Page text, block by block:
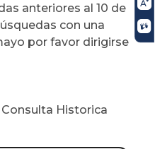
anteriores al 10 de
con una
por favor dirigirse
Historica